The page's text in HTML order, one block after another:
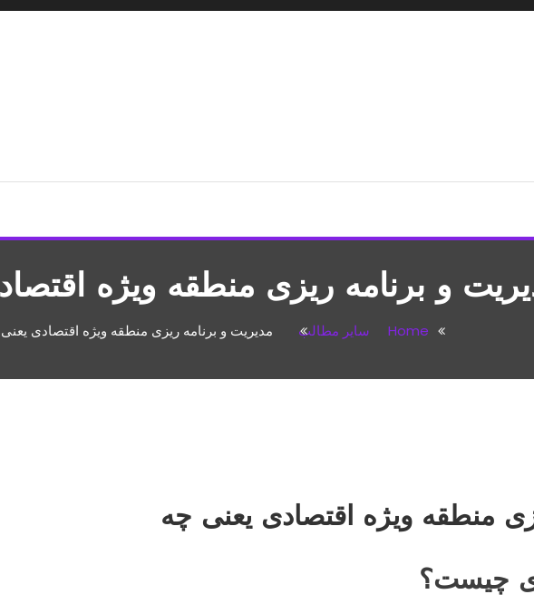
و برنامه ریزی منطقه ویژه
Home سایر مطالب مدیریت و برنامه ریزی منطقه ویژه اقتصادی
منطقه ویژه اقتصادی یعنی چه
چیست؟